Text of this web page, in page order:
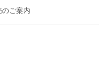
のご案内